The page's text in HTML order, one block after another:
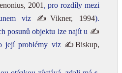
2001 , pro rozdíly mezi
viz ✍Vikner, 1994).
posunů objektu lze najít u ✍
její problémy viz ✍Biskup,